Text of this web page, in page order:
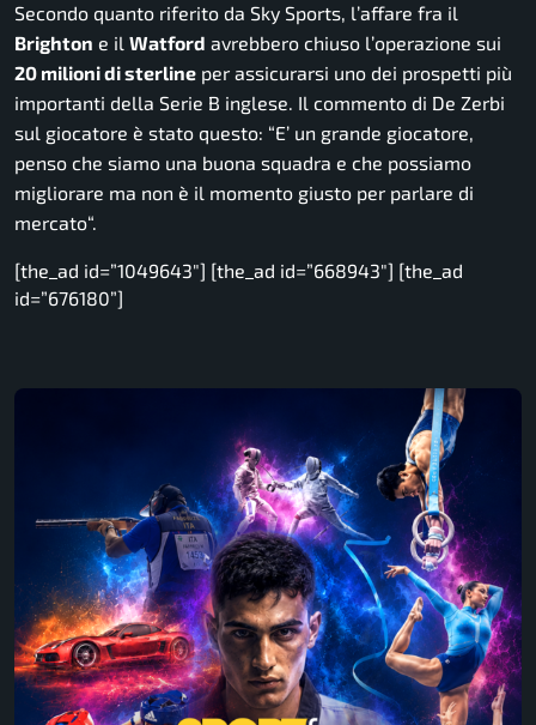
Secondo quanto riferito da Sky Sports, l’affare fra il
Brighton e il Watford avrebbero chiuso l’operazione sui
20 milioni di sterline per assicurarsi uno dei prospetti più
importanti della Serie B inglese. Il commento di De Zerbi
sul giocatore è stato questo: “E’ un grande giocatore,
penso che siamo una buona squadra e che possiamo
migliorare ma non è il momento giusto per parlare di
mercato“.
[the_ad id=”1049643″] [the_ad id=”668943″] [the_ad
id=”676180”]